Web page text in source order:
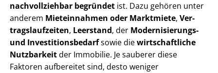
nachvollziehbar begründet ist. Dazu gehören unter
anderem Mieteinnahmen oder Marktmiete, Ver­
trags­lauf­zei­ten, Leerstand, der Modernisierungs-
und In­ves­ti­ti­ons­be­darfsowie diewirtschaftliche
Nutzbarkeitder Immobilie. Je sauberer diese
Faktoren aufbereitet sind, desto weniger